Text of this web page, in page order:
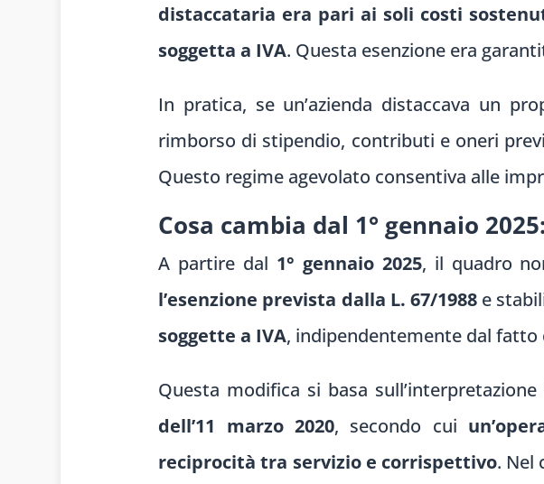
distaccataria era pari ai soli costi
soggetta a IVA. Questa esenzione era
In pratica, se un’azienda distaccava un
rimborso di stipendio, contributi e oneri
Questo regime agevolato consentiva alle
Cosa cambia dal 1° gennaio
A partire dal 1° gennaio 2025, il quadro
l’esenzione prevista dalla L. 67/1988e
soggette a IVA, indipendentemente dal
Questa modifica si basa
dell’11 marzo 2020, secondo cui
reciprocità tra servizio e corrispettivo. Nel